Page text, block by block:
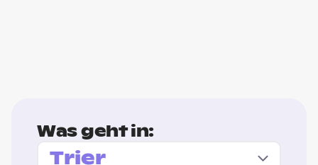
Was geht in: